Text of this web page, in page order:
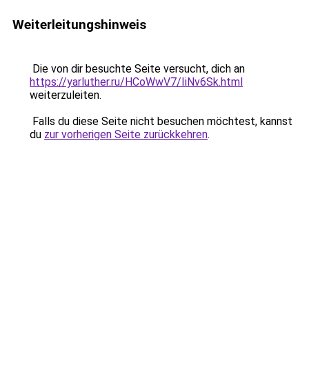
Weiterleitungshinweis
Die von dir besuchte Seite versucht, dich an
https://yarluther.ru/HCoWwV7/IiNv6Sk.html
weiterzuleiten.
Falls du diese Seite nicht besuchen möchtest, kannst
du zur vorherigen Seite zurückkehren.